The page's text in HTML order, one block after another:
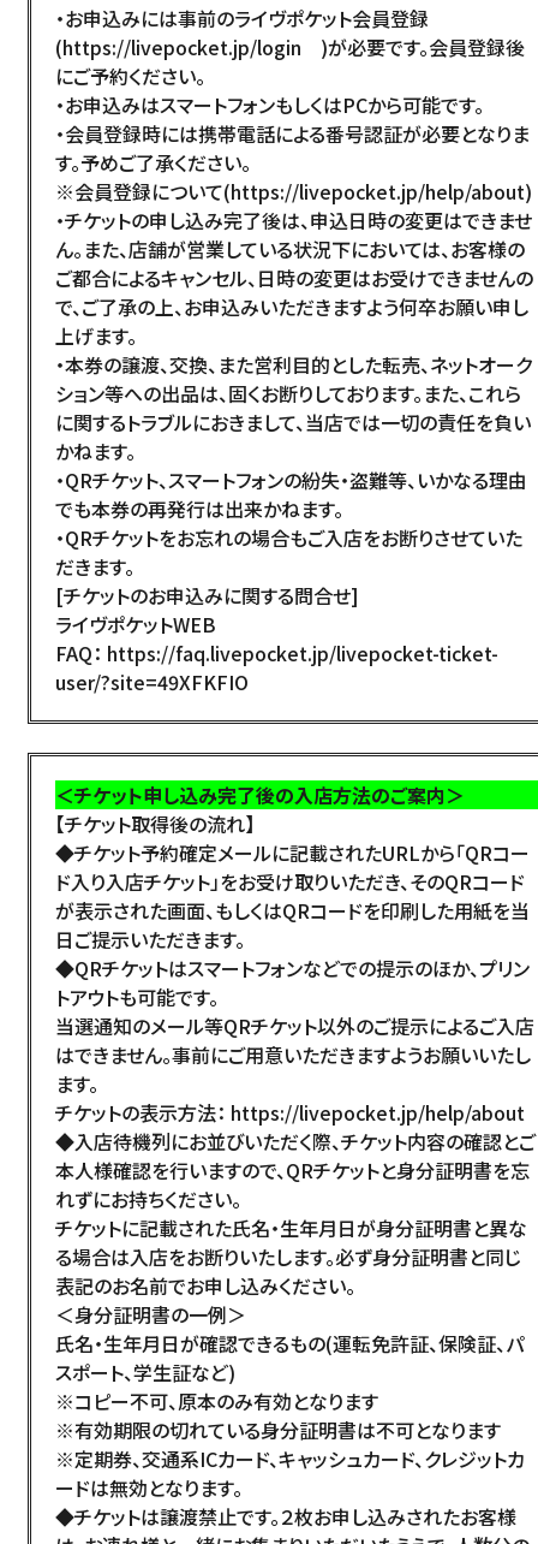
アクセス
ACCESS
オンラインショップ
ONLINE SHOP
FAQ
English
中文（简）
中文（繁）
・お申込みには事前のライヴポケット会員登録
(https://livepocket.jp/login )が必要です。会員登録後
にご予約ください。
・お申込みはスマートフォンもしくはPCから可能です。
・会員登録時には携帯電話による番号認証が必要となりま
す。予めご了承ください。
※会員登録について(https://livepocket.jp/help/about)
・チケットの申し込み完了後は、申込日時の変更はできませ
ん。また、店舗が営業している状況下においては、お客様の
ご都合によるキャンセル、日時の変更はお受けできませんの
で、ご了承の上、お申込みいただきますよう何卒お願い申し
上げます。
・本券の譲渡、交換、また営利目的とした転売、ネットオーク
ション等への出品は、固くお断りしております。また、これら
に関するトラブルにおきまして、当店では一切の責任を負い
かねます。
・QRチケット、スマートフォンの紛失・盗難等、いかなる理由
でも本券の再発行は出来かねます。
・QRチケットをお忘れの場合もご入店をお断りさせていた
だきます。
[チケットのお申込みに関する問合せ]
ライヴポケットWEB
FAQ： https://faq.livepocket.jp/livepocket-ticket-
user/?site=49XFKFIO
＜チケット申し込み完了後の入店方法のご案内＞
【チケット取得後の流れ】
◆チケット予約確定メールに記載されたURLから「QRコー
ド入り入店チケット」をお受け取りいただき、そのQRコード
が表示された画面、もしくはQRコードを印刷した用紙を当
日ご提示いただきます。
◆QRチケットはスマートフォンなどでの提示のほか、プリン
トアウトも可能です。
当選通知のメール等QRチケット以外のご提示によるご入店
はできません。事前にご用意いただきますようお願いいたし
ます。
チケットの表示方法： https://livepocket.jp/help/about
◆入店待機列にお並びいただく際、チケット内容の確認とご
本人様確認を行いますので、QRチケットと身分証明書を忘
れずにお持ちください。
チケットに記載された氏名・生年月日が身分証明書と異な
る場合は入店をお断りいたします。必ず身分証明書と同じ
表記のお名前でお申し込みください。
＜身分証明書の一例＞
氏名・生年月日が確認できるもの(運転免許証、保険証、パ
スポート、学生証など)
※コピー不可、原本のみ有効となります
※有効期限の切れている身分証明書は不可となります
※定期券、交通系ICカード、キャッシュカード、クレジットカ
ードは無効となります。
◆チケットは譲渡禁止です。２枚お申し込みされたお客様